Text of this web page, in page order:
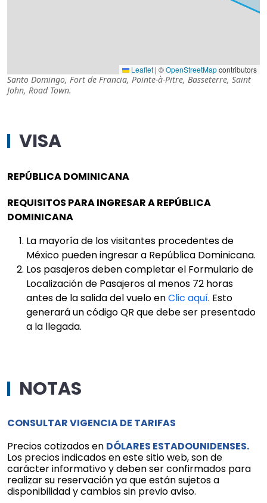
Leaflet | ©OpenStreetMapcontributors
Santo Domingo, Fort de Francia, Pointe-à-Pitre, Basseterre, Saint
John, Road Town.
VISA
REPÚBLICA DOMINICANA
REQUISITOS PARA INGRESAR A REPÚBLICA
DOMINICANA
La mayoría de los visitantes procedentes de
México pueden ingresar a República Dominicana.
Los pasajeros deben completar el Formulario de
Localización de Pasajeros al menos 72 horas
antes de la salida del vuelo enClic aquí. Esto
generará un código QR que debe ser presentado
a la llegada.
NOTAS
CONSULTAR VIGENCIA DE TARIFAS
Precios cotizados en DÓLARES ESTADOUNIDENSES.
Los precios indicados en este sitio web, son de
carácter informativo y deben ser confirmados para
realizar su reservación ya que están sujetos a
disponibilidad y cambios sin previo aviso.